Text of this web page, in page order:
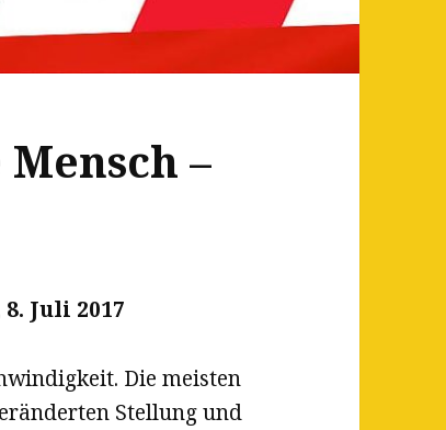
–
8. Juli 2017
Die meisten
Stellung und